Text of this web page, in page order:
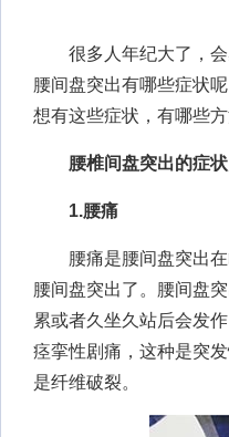
很多人年纪大了，
腰间盘突出有哪些症状
想有这些症状，有哪些
腰椎间盘突出的症状
1.腰痛
腰痛是腰间盘突出在
腰间盘突出了。腰间盘
累或者久坐久站后会发
痉挛性剧痛，这种是突
是纤维破裂。